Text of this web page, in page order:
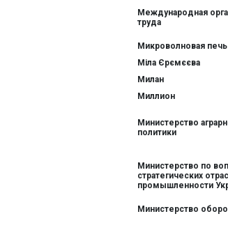
Международная
труда
Микроволновая печь
Міла Єрємєєва
Милан
Миллион
Министерство
политики
Министерство по
стратегических
промышленности
Министерство